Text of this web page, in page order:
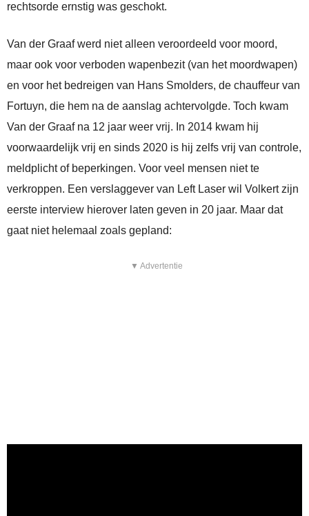
rechtsorde ernstig was geschokt.
Van der Graaf werd niet alleen veroordeeld voor moord,
maar ook voor verboden wapenbezit (van het moordwapen)
en voor het bedreigen van Hans Smolders, de chauffeur van
Fortuyn, die hem na de aanslag achtervolgde. Toch kwam
Van der Graaf na 12 jaar weer vrij. In 2014 kwam hij
voorwaardelijk vrij en sinds 2020 is hij zelfs vrij van controle,
meldplicht of beperkingen. Voor veel mensen niet te
verkroppen. Een verslaggever van Left Laser wil Volkert zijn
eerste interview hierover laten geven in 20 jaar. Maar dat
gaat niet helemaal zoals gepland:
▼ Advertentie